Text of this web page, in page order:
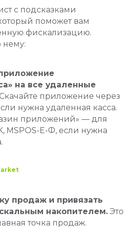
с подсказками
поможет вам
фискализацию.
нему:
на все удаленные
Скачайте приложение через
нужна удаленная касса.
приложений» — для
MSPOS-E-Ф, если нужна
продаж и привязать
накопителем. Это
точка продаж.
86 77
платёжные
вашего бизнеса